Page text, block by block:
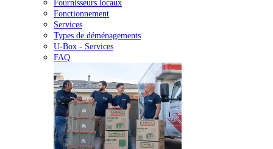
Fournisseurs locaux
Fonctionnement
Services
Types de déménagements
U-Box - Services
FAQ